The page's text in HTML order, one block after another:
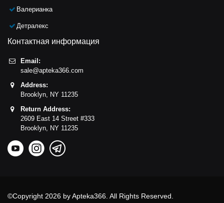
Валерианка
Детралекс
Контактная информация
Email:
sale@apteka366.com
Address:
Brooklyn, NY 11235
Return Address:
2609 East 14 Street #333
Brooklyn, NY 11235
©Copyright 2026 by Apteka366. All Rights Reserved.